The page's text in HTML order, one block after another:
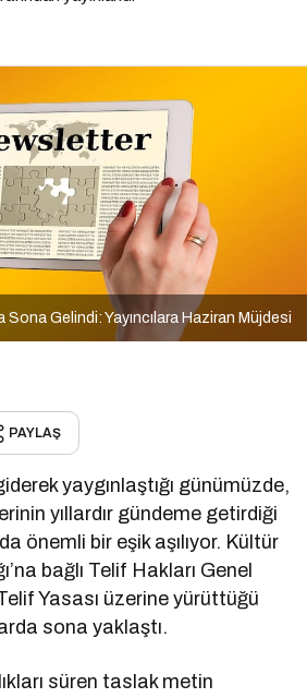
Sona Gelindi: Yayıncılara Haziran Müjdesi
PAYLAŞ
yaygınlaştığı günümüzde,
yıllardır gündeme getirdiği
önemli bir eşik aşılıyor. Kültür
bağlı Telif Hakları Genel
Yasası üzerine yürüttüğü
sona yaklaştı.
süren taslak metin